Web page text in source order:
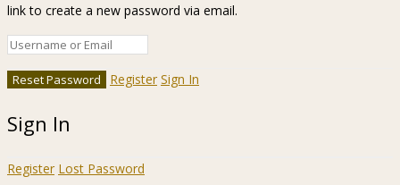
link to create a new password via email.
Register Sign In
Sign In
Register Lost Password